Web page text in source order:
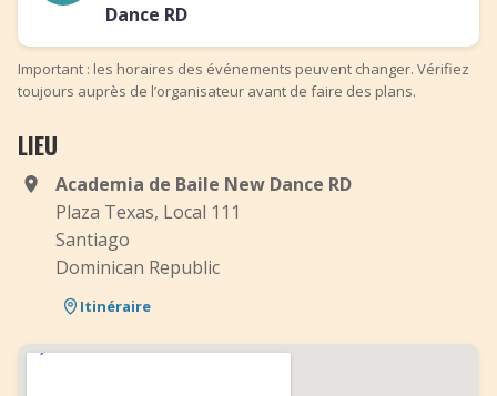
Dance RD
Important : les horaires des événements peuvent changer. Vérifiez
toujours auprès de l’organisateur avant de faire des plans.
LIEU
Academia de Baile New Dance RD
Plaza Texas, Local 111
Santiago
Dominican Republic
Itinéraire